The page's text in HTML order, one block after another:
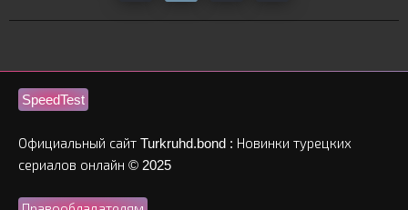
SpeedTest
Официальный сайт Turkruhd.bond : Новинки турецких
сериалов онлайн © 2025